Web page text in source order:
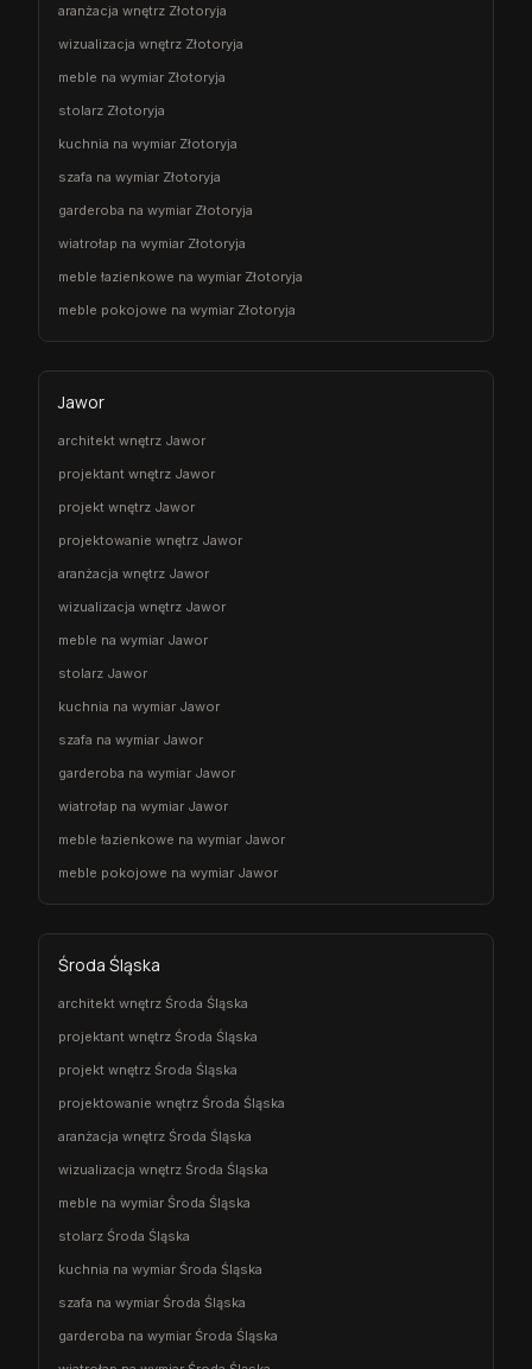
aranżacja wnętrz Złotoryja
wizualizacja wnętrz Złotoryja
meble na wymiar Złotoryja
stolarz Złotoryja
kuchnia na wymiar Złotoryja
szafa na wymiar Złotoryja
garderoba na wymiar Złotoryja
wiatrołap na wymiar Złotoryja
meble łazienkowe na wymiar Złotoryja
meble pokojowe na wymiar Złotoryja
Jawor
architekt wnętrz Jawor
projektant wnętrz Jawor
projekt wnętrz Jawor
projektowanie wnętrz Jawor
aranżacja wnętrz Jawor
wizualizacja wnętrz Jawor
meble na wymiar Jawor
stolarz Jawor
kuchnia na wymiar Jawor
szafa na wymiar Jawor
garderoba na wymiar Jawor
wiatrołap na wymiar Jawor
meble łazienkowe na wymiar Jawor
meble pokojowe na wymiar Jawor
Środa Śląska
architekt wnętrz Środa Śląska
projektant wnętrz Środa Śląska
projekt wnętrz Środa Śląska
projektowanie wnętrz Środa Śląska
aranżacja wnętrz Środa Śląska
wizualizacja wnętrz Środa Śląska
meble na wymiar Środa Śląska
stolarz Środa Śląska
kuchnia na wymiar Środa Śląska
szafa na wymiar Środa Śląska
garderoba na wymiar Środa Śląska